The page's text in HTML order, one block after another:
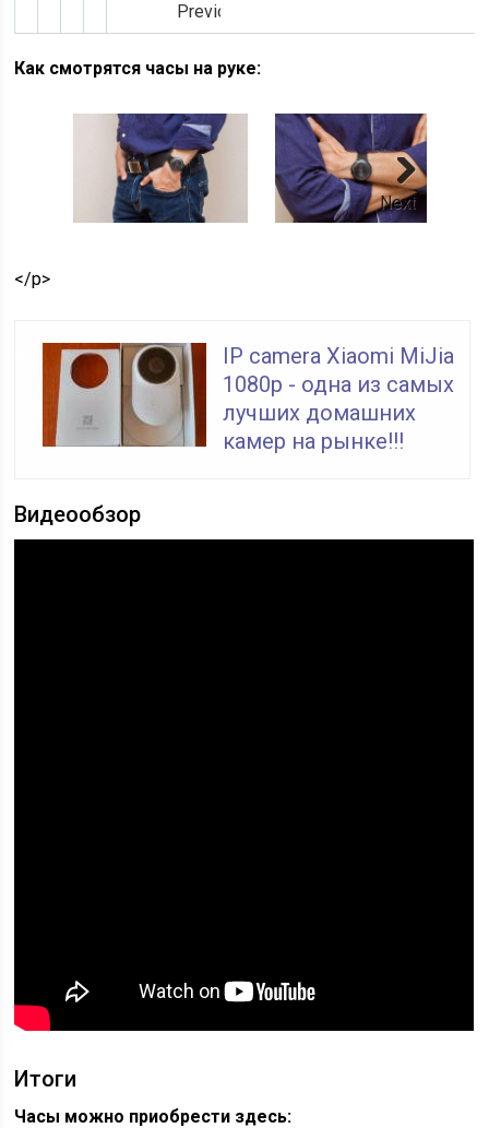
Previous
Как смотрятся часы на руке:
Next
</p>
IP camera Xiaomi MiJia
1080p - одна из самых
лучших домашних
камер на рынке!!!
Видеообзор
Итоги
Часы можно приобрести здесь: